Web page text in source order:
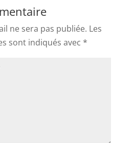
ne sera pas publiée. Les
sont indiqués avec *